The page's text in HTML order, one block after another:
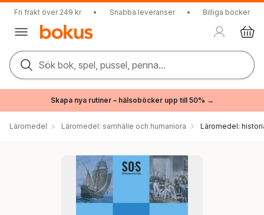
Fri frakt över 249 kr • Snabba leveranser • Billiga böcker
Sök bok, spel, pussel, penna...
Skapa nya rutiner – hälsoböcker upp till 50% →
Läromedel Läromedel: samhälle och humaniora Läromedel: